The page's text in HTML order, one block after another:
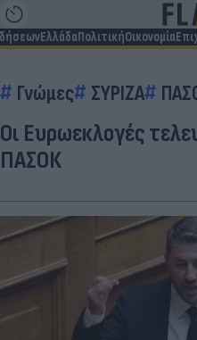
ΕλλάδαΠολιτικήΟικονομία
Γνώμες ΣΥΡΙΖΑ
Οι Ευρωεκλογές
ΠΑΣΟΚ